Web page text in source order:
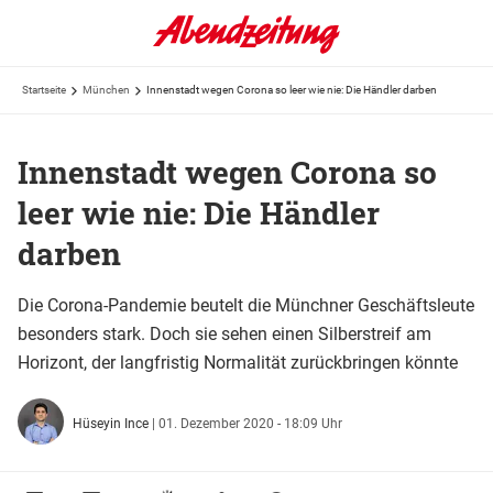
Startseite München Innenstadt wegen Corona so leer wie nie: Die Händler darben
Innenstadt wegen Corona so
leer wie nie: Die Händler
darben
Die Corona-Pandemie beutelt die Münchner Geschäftsleute
besonders stark. Doch sie sehen einen Silberstreif am
Horizont, der langfristig Normalität zurückbringen könnte
Hüseyin Ince | 01. Dezember 2020 - 18:09 Uhr